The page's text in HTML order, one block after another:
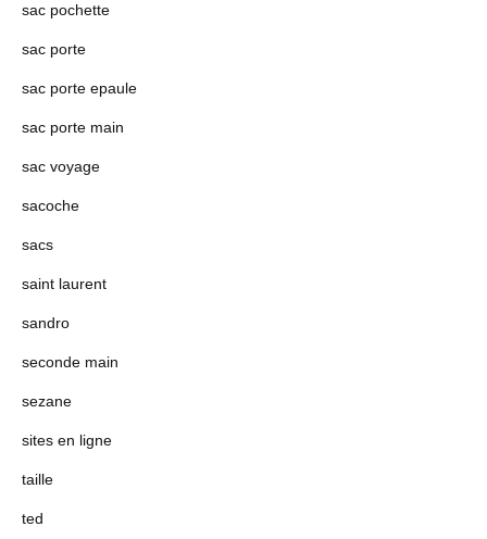
sac pochette
sac porte
sac porte epaule
sac porte main
sac voyage
sacoche
sacs
saint laurent
sandro
seconde main
sezane
sites en ligne
taille
ted